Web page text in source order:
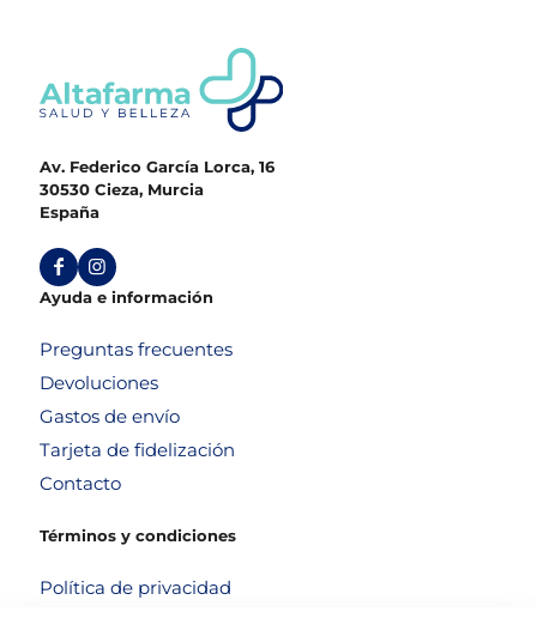
Av. Federico García Lorca, 16
30530 Cieza, Murcia
España
Ayuda e información
Preguntas frecuentes
Devoluciones
Gastos de envío
Tarjeta de fidelización
Contacto
Términos y condiciones
Política de privacidad